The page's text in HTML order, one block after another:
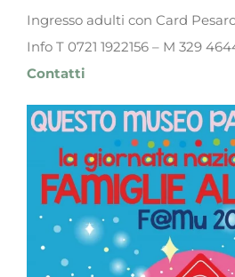
Ingresso adulti con Card
Info T 0721 1922156 – M 329
Contatti